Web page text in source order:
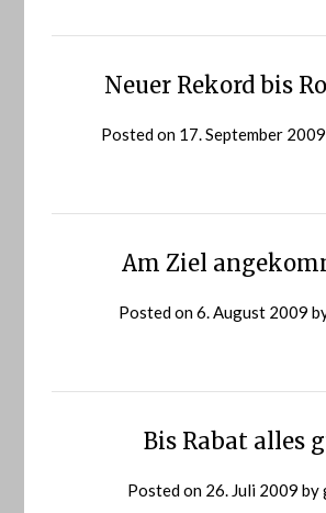
Neuer Rekord bis
Posted on 17. September 2009
Am Ziel
Posted on6. August 2009
Bis Rabat alles
Posted on 26. Juli 2009 by